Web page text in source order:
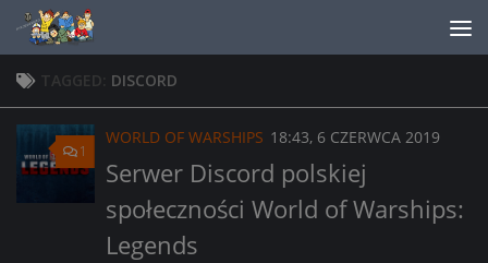
Skip to content
TAGGED: DISCORD
1
WORLD OF WARSHIPS 18:43, 6 CZERWCA 2019
Serwer Discord polskiej
społeczności World of Warships:
Legends